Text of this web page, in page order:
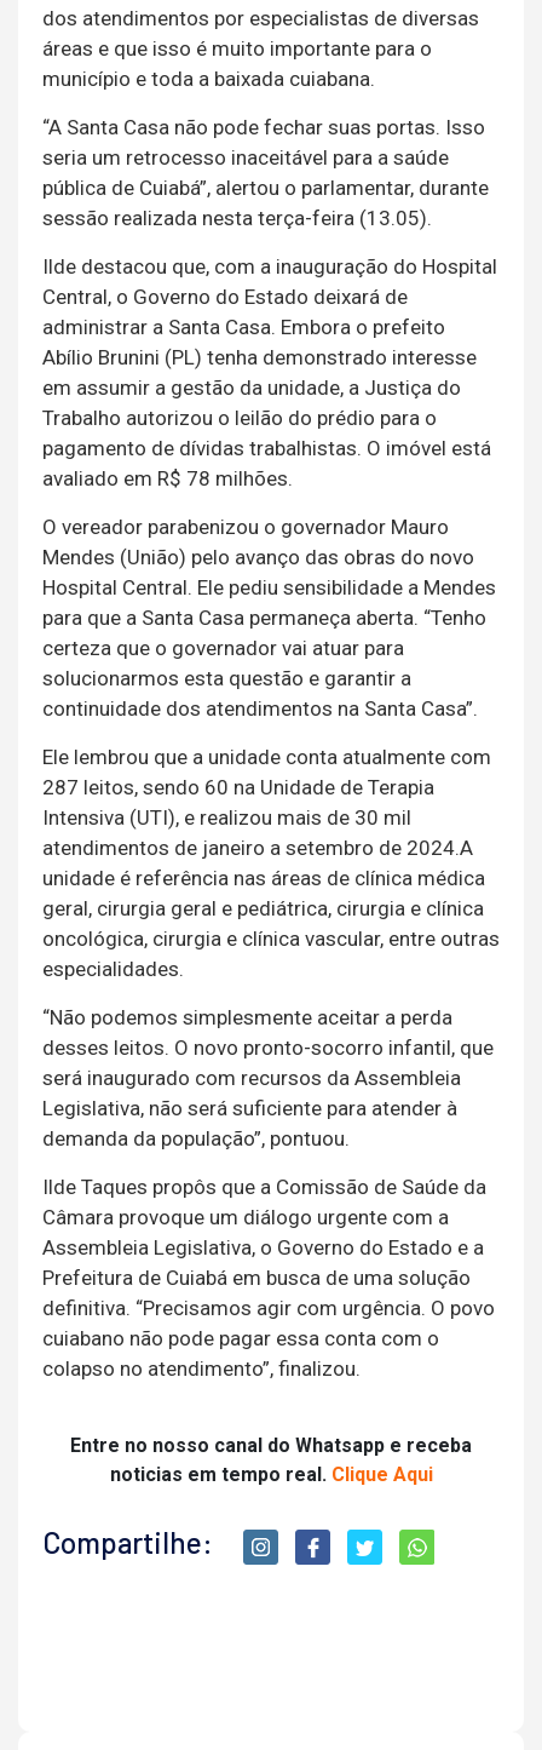
dos atendimentos por especialistas de diversas
áreas e que isso é muito importante para o
município e toda a baixada cuiabana.
“A Santa Casa não pode fechar suas portas. Isso
seria um retrocesso inaceitável para a saúde
pública de Cuiabá”, alertou o parlamentar, durante
sessão realizada nesta terça-feira (13.05).
Ilde destacou que, com a inauguração do Hospital
Central, o Governo do Estado deixará de
administrar a Santa Casa. Embora o prefeito
Abílio Brunini (PL) tenha demonstrado interesse
em assumir a gestão da unidade, a Justiça do
Trabalho autorizou o leilão do prédio para o
pagamento de dívidas trabalhistas. O imóvel está
avaliado em R$ 78 milhões.
O vereador parabenizou o governador Mauro
Mendes (União) pelo avanço das obras do novo
Hospital Central. Ele pediu sensibilidade a Mendes
para que a Santa Casa permaneça aberta. “Tenho
certeza que o governador vai atuar para
solucionarmos esta questão e garantir a
continuidade dos atendimentos na Santa Casa”.
Ele lembrou que a unidade conta atualmente com
287 leitos, sendo 60 na Unidade de Terapia
Intensiva (UTI), e realizou mais de 30 mil
atendimentos de janeiro a setembro de 2024.A
unidade é referência nas áreas de clínica médica
geral, cirurgia geral e pediátrica, cirurgia e clínica
oncológica, cirurgia e clínica vascular, entre outras
especialidades.
“Não podemos simplesmente aceitar a perda
desses leitos. O novo pronto-socorro infantil, que
será inaugurado com recursos da Assembleia
Legislativa, não será suficiente para atender à
demanda da população”, pontuou.
Ilde Taques propôs que a Comissão de Saúde da
Câmara provoque um diálogo urgente com a
Assembleia Legislativa, o Governo do Estado e a
Prefeitura de Cuiabá em busca de uma solução
definitiva. “Precisamos agir com urgência. O povo
cuiabano não pode pagar essa conta com o
colapso no atendimento”, finalizou.
Entre no nosso canal do Whatsapp e receba
noticias em tempo real. Clique Aqui
Compartilhe: